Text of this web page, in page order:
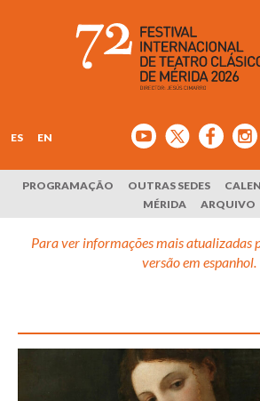
ES EN
PROGRAMAÇÃO OUTRAS SEDES
MÉRIDA
ARQUIVO
Para ver informações mais atualizadas
versão em espanhol.